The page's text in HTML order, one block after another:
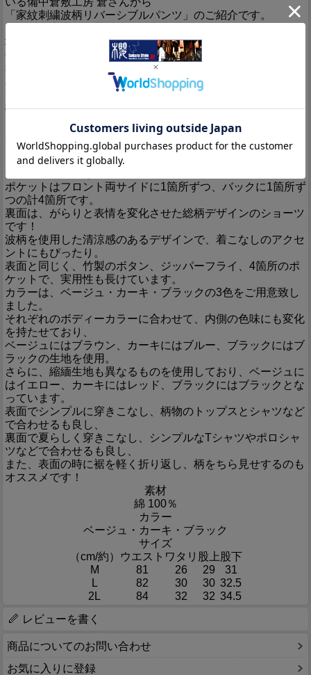
「家紋刺繍波柄リバーシブルパンツ」のご紹介です。
コットン素材の、薄手で軽く穿きやすいショートパンツが登
場！
今回は、両面使えるリバーシブル仕様となっており、1着で2
着分楽しめるお得なアイテムです♪
表面はシンプルに、フロント左裾からサイド、バックにかけ
てワンポイントで、家紋の刺繍を施しました。
桜家紋の中央には、ブランドロゴが落とし込まれています。
ルの竹製のものを採用し、風合いをプラス。
ジッパーフライで穿きやすさも◎です！
また、ベルトループ下に縮緬の紐が通されており、こちらで
サイズの微調節も可能に。
ポケットはフロント両サイドに1箇所ずつ、バックに1箇所ず
つの計4箇所です。
裏面は、がらりと表情を変化させた総柄デザインのショーツ
です！
波柄を使用した清涼感のあるデザインで、着こなしのアクセ
ントにもぴったり。
表面と同じく、竹製のボタン、ジッパーフライ、4箇所のポ
ケットで、実用性も長けています。
カラーは、ベージュ・カーキ・ブラックの3色をご用意致し
ました。
それぞれのボディーカラーに合わせて、内側の色味にも変化
を持たせており、
ベージュにはブラウン、カーキにはブルー、ブラックにはブ
ラックの生地を使用。
さらに、縮緬生地も異なるものを使用しており、ベージュに
はイエロー、カーキにはレッド、ブラックにはブラックとな
っています。
表面でシンプルに穿きこなし、柄物のトップスとシャツなど
で合わせるも良し、
裏面で夏らしく穿きこなし、シンプルなTシャツやポロシャ
ツなどで合わせるも良し、
また、表面の時に裾を軽く折り返し、柄をちら見せするのも
オススメです！
素材
綿 100％
カラー
ベージュ・カーキ・ブラック
サイズ
（cm/約）
ウエスト ワタリ 股上 股下
M
81 26 29
31
L
82 30 30 32.5
2L
84 32 32 34.5
レビューを書く
商品についてのお問い合わせ
お気に入りに登録